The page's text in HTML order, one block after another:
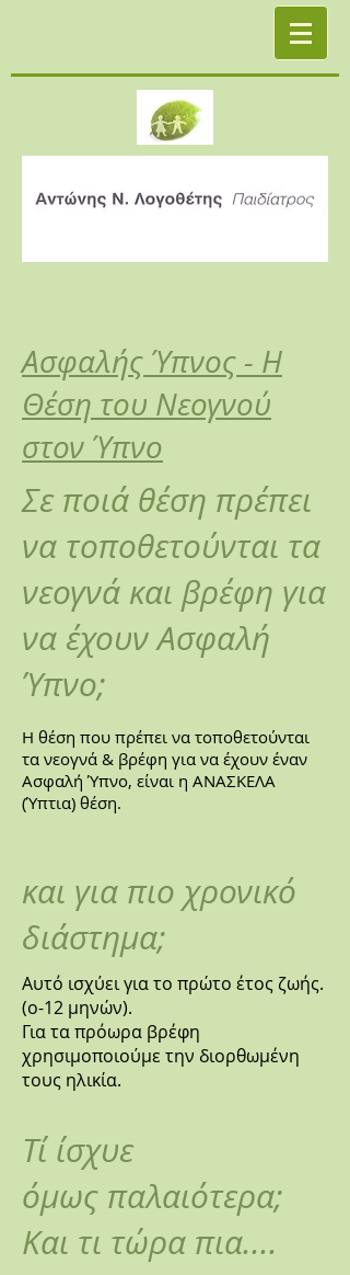
Ασφαλής Ύπνος - Η
Θέση του Νεογνού
στον Ύπνο
Σε ποιά θέση πρέπει
να τοποθετούνται τα
νεογνά και βρέφη για
να έχουν Ασφαλή
Ύπνο;
Η θέση που πρέπει να τοποθετούνται
τα νεογνά & βρέφη για να έχουν έναν
Ασφαλή Ύπνο, είναι η ΑΝΑΣΚΕΛΑ
(Ύπτια) θέση.
και για πιο χρονικό
διάστημα;
Αυτό ισχύει για το πρώτο έτος ζωής.
(ο-12 μηνών).
Για τα πρόωρα βρέφη
χρησιμοποιούμε την διορθωμένη
τους ηλικία.
Τί ίσχυε
όμως παλαιότερα;
Και τι τώρα πια....